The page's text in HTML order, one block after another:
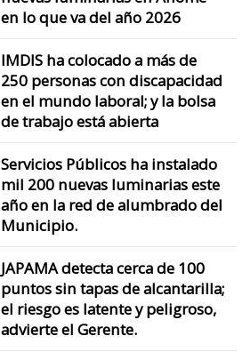
en lo que va del año 2026
IMDIS ha colocado a más de
250 personas con discapacidad
en el mundo laboral; y la bolsa
de trabajo está abierta
Servicios Públicos ha instalado
mil 200 nuevas luminarias este
año en la red de alumbrado del
Municipio.
JAPAMA detecta cerca de 100
puntos sin tapas de alcantarilla;
el riesgo es latente y peligroso,
advierte el Gerente.